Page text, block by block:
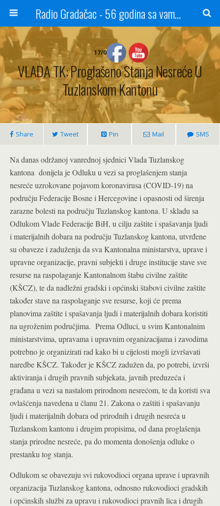
Radio Gradačac - 56 godina sa vama...
17/03/2020
VLADA TK: Proglašeno Stanja Nesreće U
Tuzlanskom Kantonu
Share Tweet Pin Mail SMS
Na danas održanoj vanrednoj sjednici Vlada Tuzlanskog
kantona donijela je Odluku u vezi sa proglašenjem stanja
nesreće uzrokovane pojavom koronavirusa (COVID-19) na
području Federacije Bosne i Hercegovine i opasnosti od širenja
zarazne bolesti na području Tuzlanskog kantona. U skladu sa
Odlukom Vlade Federacije BiH, u cilju zaštite i spašavanja ljudi
i materijalnih dobara na području Tuzlanskog kantona, utvrđene
su obaveze i zaduženja da sva Kantonalna ministarstva, uprave i
upravne organizacije, pravni subjekti i druge institucije stave sve
resurse na raspolaganje Kantonalnom štabu civilne zaštite
(KŠCZ), te da nadležni gradski i općinski štabovi civilne zaštite
također stave na raspolaganje sve resurse, koji će prema
planovima zaštite i spašavanja ljudi i materijalnih dobara koristiti
na ugroženim područjima. Prema Odluci, u svim Kantonalnim
ministarstvima, upravama i upravnim organizacijama i zavodima
potrebno je organizirati rad kako bi u cijelosti mogli izvršavati
naredbe KŠCZ. Također je KŠCZ zadužen da, po potrebi, izvrši
aktiviranja i drugih pravnih subjekata, javnih preduzeća i
građana u vezi sa nastalom prirodnom nesrećom, te da koristi sva
ovlašćenja navedena u članu 21. Zakona o zaštiti i spašavanju
ljudi i materijalnih dobara od prirodnih i drugih nesreća u
Tuzlanskom kantonu i drugim propisima, od dana proglašenja
stanja prirodne nesreće, pa do momenta donošenja odluke o
prestanku tog stanja.
Odlukom se obavezuju svi rukovodioci organa uprave i upravnih
organizacija Tuzlanskog kantona, odnosno rukovodioci gradskih
i općinskih službi za upravu i rukovodioci pravnih lica i drugih